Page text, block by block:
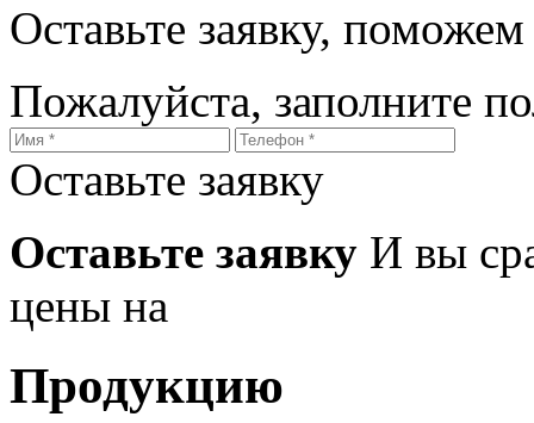
Оставьте заявку,
Пожалуйста, заполните
Оставьте заявку
Оставьте заявку И вы
цены на
Продукцию